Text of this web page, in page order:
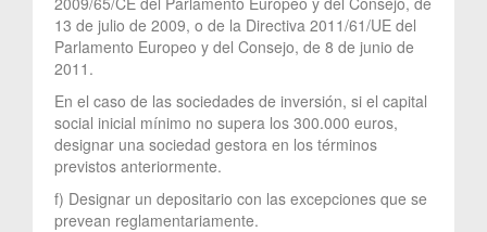
13 de julio de 2009, o de la Directiva 2011/61/UE del
Parlamento Europeo y del Consejo, de 8 de junio de
2011.
En el caso de las sociedades de inversión, si el capital
social inicial mínimo no supera los 300.000 euros,
designar una sociedad gestora en los términos
previstos anteriormente.
f) Designar un depositario con las excepciones que se
prevean reglamentariamente.